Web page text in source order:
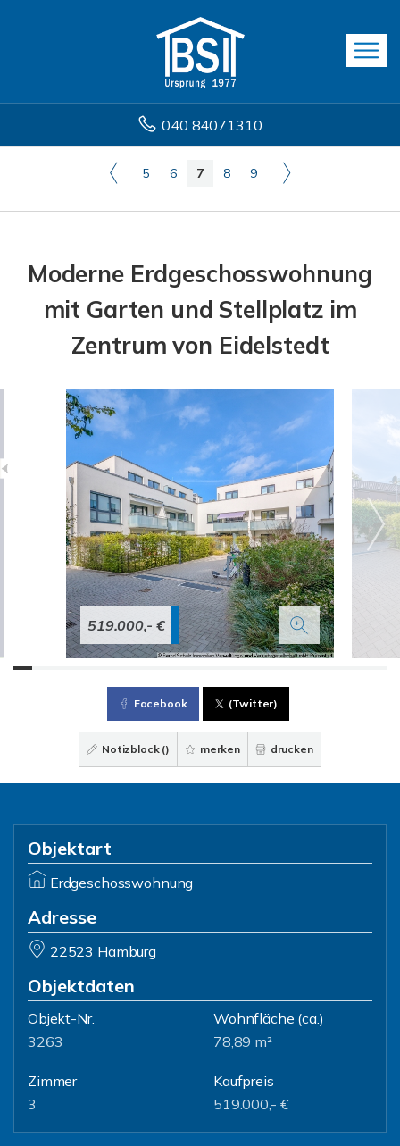
040 84071310
5 6 7 8 9
Moderne Erdgeschosswohnung
mit Garten und Stellplatz im
Zentrum von Eidelstedt
519.000,- €
Facebook (Twitter)
Notizblock () merken drucken
Objektart
Erdgeschosswohnung
Adresse
22523 Hamburg
Objektdaten
Objekt-Nr.
3263
Wohnfläche (ca.)
78,89 m²
Zimmer
3
Kaufpreis
519.000,- €